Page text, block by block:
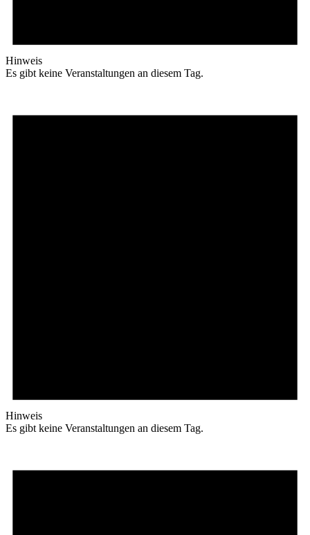
Hinweis
Es gibt keine Veranstaltungen an diesem Tag.
Hinweis
Es gibt keine Veranstaltungen an diesem Tag.